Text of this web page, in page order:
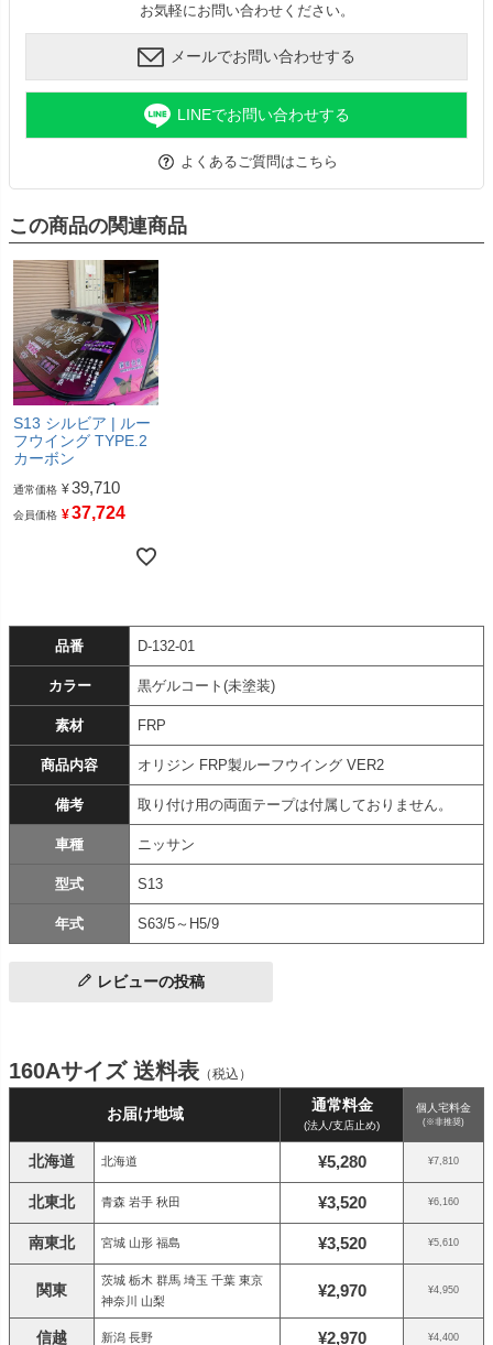
お気軽にお問い合わせください。
メールでお問い合わせする
LINEでお問い合わせする
よくあるご質問はこちら
この商品の関連商品
S13 シルビア | ルー
フウイング TYPE.2
カーボン
通常価格 ¥39,710
会員価格 ¥37,724
品番 D-132-01
カラー 黒ゲルコート(未塗装)
素材 FRP
商品内容 オリジン FRP製ルーフウイング VER2
備考 取り付け用の両面テープは付属しておりません。
車種 ニッサン
型式 S13
年式 S63/5～H5/9
レビューの投稿
160Aサイズ 送料表 （税込）
お届け地域 通常料金
(法人/支店止め)
個人宅料金
(※非推奨)
北海道 北海道 ¥5,280 ¥7,810
北東北 青森 岩手 秋田 ¥3,520 ¥6,160
南東北 宮城 山形 福島 ¥3,520 ¥5,610
関東
茨城 栃木 群馬 埼玉 千葉 東京
神奈川 山梨
¥2,970 ¥4,950
信越 新潟 長野 ¥2,970 ¥4,400